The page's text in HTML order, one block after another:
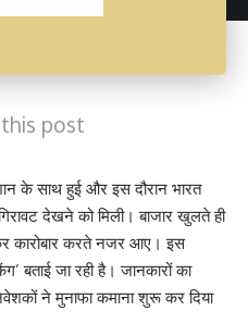
post
के साथ हुई और इस दौरान भारत
देखने को मिली। बाजार खुलते ही
कारोबार करते नजर आए। इस
बताई जा रही है। जानकारों का
ने मुनाफा कमाना शुरू कर दिया